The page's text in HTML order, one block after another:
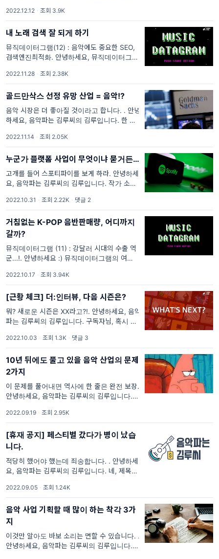
용입니다. 사실 취업에 대한 답변을 드리는 건
참 부담스러운 일입니다.
2022.12.12 · 조회 3.9K
내 노래 검색 잘 되게 하기
뮤직데이터그램(12) : 음악에도 중요한 SEO,
검색엔진최적화. 안녕하세요, 뮤직데이터그램
어보신 적 있으신가요? IT업계에서 자사의 제
품을 마케팅을 한다면 익숙한 개념일 텐데요,
만약 저희가
2022.11.28 · 조회 2.38K
골드만삭스 선정 유망 산업 = 음악!?
음악 시장은 더 좋아질 것이라고 합니다. . 안녕
하세요, 음악파는 김루씨의 김루입니다. 한 남
에 푹 빠진 한 삼촌 팬이었죠. 앨범도 사고, 스
밍도 돌리고, 굿즈도 사고, 콘서트도
2022.11.14 · 조회 2.05K
누군가 플랫폼 사업이 무엇이냐 묻거든…
고개를 들어 스포티파이를 보게 하라. 안녕하세
요, 음악파는 김루씨의 김루입니다. 작가 소개
에 대한 콘텐츠를 찾아보는 것은 모래밭에서 바
늘을 찾는 것처럼 쉽지 않은 일입니다.
2022.10.31 · 조회 2.22K · 댓글 2
거침없는 K-POP 음반판매량, 어디까지
갈까?
뮤직데이터그램 (11) : 강달러 시대의 수출 역
군...!. 안녕하세요 :) 뮤직데이터그램의 여름씨
만이지요? 사실 지난 뉴스레터를 다시 읽으면
서, 뭔가 허전하다고 내내 생각했습니다. 저는
온라인
2022.10.17 · 조회 3.94K
[근황 체크] 더:인터뷰, 다음 시즌은?
뭐? 새로운 시즌은 XX라고?!. 안녕하세요, 음악
파는 김루씨의 김루입니다. 구독자님, 혹시 작
뷰_큐레이터의 삶(바로 가기)을 기억하고 계신
가요? 멜론부터 유튜브
2022.10.03 · 조회 1.3K · 댓글 3
10년 뒤에도 풀고 있을 음악 산업의 문제
2가지
이 문제를 풀어내면 역사에 한 줄은 완전 보장.
안녕하세요, 음악파는 김루씨의 김루입니다. 다
푹 쉬면서 몸과 마음을 재정비하고 나니 기분이
좋더라고요. 지난번에 예고해 드렸던 것처럼
2022.09.19 · 조회 2.95K
[휴재 공지] 페스티벌 갔다가 병이 났습
니다.
적당히 했어야 했는데 죄송합니다. . 안녕하세
요, 음악파는 김루씨의 김루입니다. 네, 제목 그
다🤒 오랜만의 페스티벌이라서 그런 것인지,
우중충한 날씨 탓인지, 아니면 이제는
2022.09.05 · 조회 1.24K
음악 사업 기획할 때 많이 하는 착각 3가
지
이것만 알아도 바보 소리는 면할 수 있습니다. .
안녕하세요, 음악파는 김루씨의 김루입니다. 저